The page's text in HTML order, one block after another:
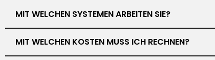
MIT WELCHEN SYSTEMEN ARBEITEN SIE?
MIT WELCHEN KOSTEN MUSS ICH RECHNEN?